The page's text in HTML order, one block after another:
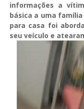
informações a
básica a uma
para casa foi
seu veículo e